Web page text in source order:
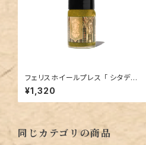
フェリスホイールプレス 「 シタデル
ダスト（ THE FERRITALES COLL
ECTION ）」／10mlインク／ラメ
入り
¥1,320
同じカテゴリの商品